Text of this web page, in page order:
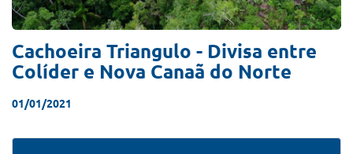
Cachoeira Triangulo - Divisa entre
Colíder e Nova Canaã do Norte
01/01/2021